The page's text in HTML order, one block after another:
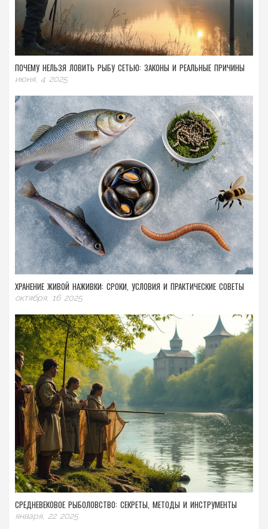
ПОЧЕМУ НЕЛЬЗЯ ЛОВИТЬ РЫБУ СЕТЬЮ: ЗАКОНЫ И РЕАЛЬНЫЕ ПРИЧИНЫ
июня, 4 2025
ХРАНЕНИЕ ЖИВОЙ НАЖИВКИ: СРОКИ, УСЛОВИЯ И ПРАКТИЧЕСКИЕ СОВЕТЫ
октября, 16 2025
СРЕДНЕВЕКОВОЕ РЫБОЛОВСТВО: СЕКРЕТЫ, МЕТОДЫ И ИНСТРУМЕНТЫ
января, 22 2025